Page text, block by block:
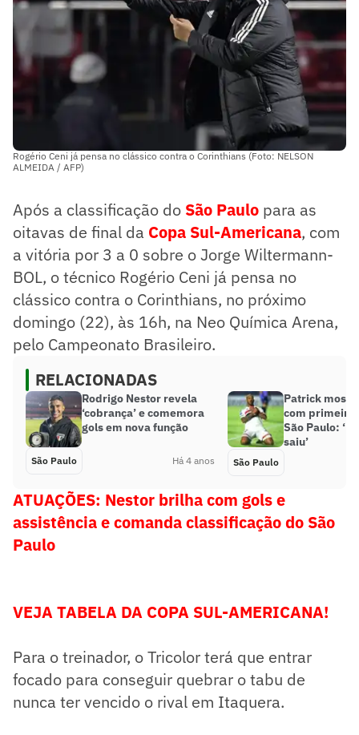
Rogério Ceni já pensa no clássico contra o Corinthians (Foto: NELSON
ALMEIDA / AFP)
Após a classificação do São Paulo para as
oitavas de final da Copa Sul-Americana, com
a vitória por 3 a 0 sobre o Jorge Wiltermann-
BOL, o técnico Rogério Ceni já pensa no
clássico contra o Corinthians, no próximo
domingo (22), às 16h, na Neo Química Arena,
pelo Campeonato Brasileiro.
RELACIONADAS
Rodrigo Nestor revela
‘cobrança’ e comemora
gols em nova função
São Paulo Há 4 anos
Patrick
com primeiro
São Paulo:
saiu’
São Paulo
ATUAÇÕES: Nestor brilha com gols e
assistência e comanda classificação do São
Paulo
VEJA TABELA DA COPA SUL-AMERICANA!
Para o treinador, o Tricolor terá que entrar
focado para conseguir quebrar o tabu de
nunca ter vencido o rival em Itaquera.